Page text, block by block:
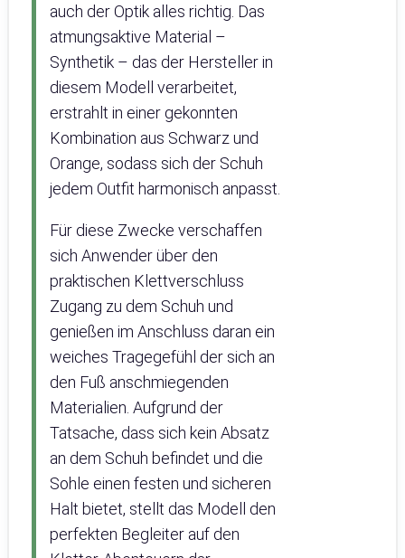
auch der Optik alles richtig. Das
atmungsaktive Material –
Synthetik – das der Hersteller in
diesem Modell verarbeitet,
erstrahlt in einer gekonnten
Kombination aus Schwarz und
Orange, sodass sich der Schuh
jedem Outfit harmonisch anpasst.
Für diese Zwecke verschaffen
sich Anwender über den
praktischen Klettverschluss
Zugang zu dem Schuh und
genießen im Anschluss daran ein
weiches Tragegefühl der sich an
den Fuß anschmiegenden
Materialien. Aufgrund der
Tatsache, dass sich kein Absatz
an dem Schuh befindet und die
Sohle einen festen und sicheren
Halt bietet, stellt das Modell den
perfekten Begleiter auf den